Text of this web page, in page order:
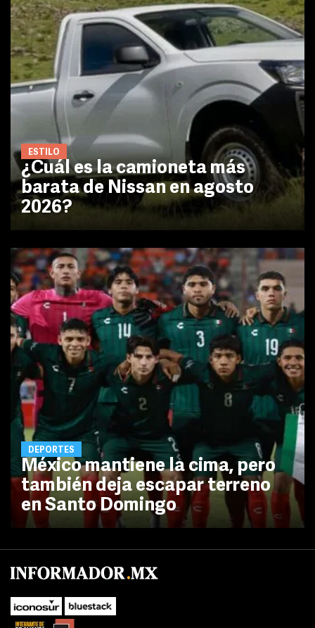
ESTILO
¿Cuál es la camioneta más
barata de Nissan en agosto
2026?
DEPORTES
México mantiene la cima, pero
también deja escapar terreno
en Santo Domingo